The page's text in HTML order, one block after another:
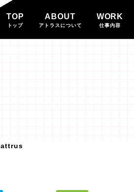
TOP
トップ
ABOUT
アトラスについて
WORK
仕事内容
attrus